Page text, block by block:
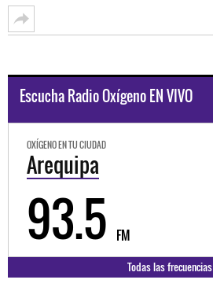
Escucha Radio Oxígeno EN VIVO
EN TU CIUDAD
FM
Todas las frecuencias